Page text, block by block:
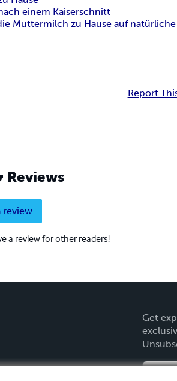
einem Kaiserschnitt
Muttermilch zu Hause auf
Report
Reviews
review
a review for other readers!
Get